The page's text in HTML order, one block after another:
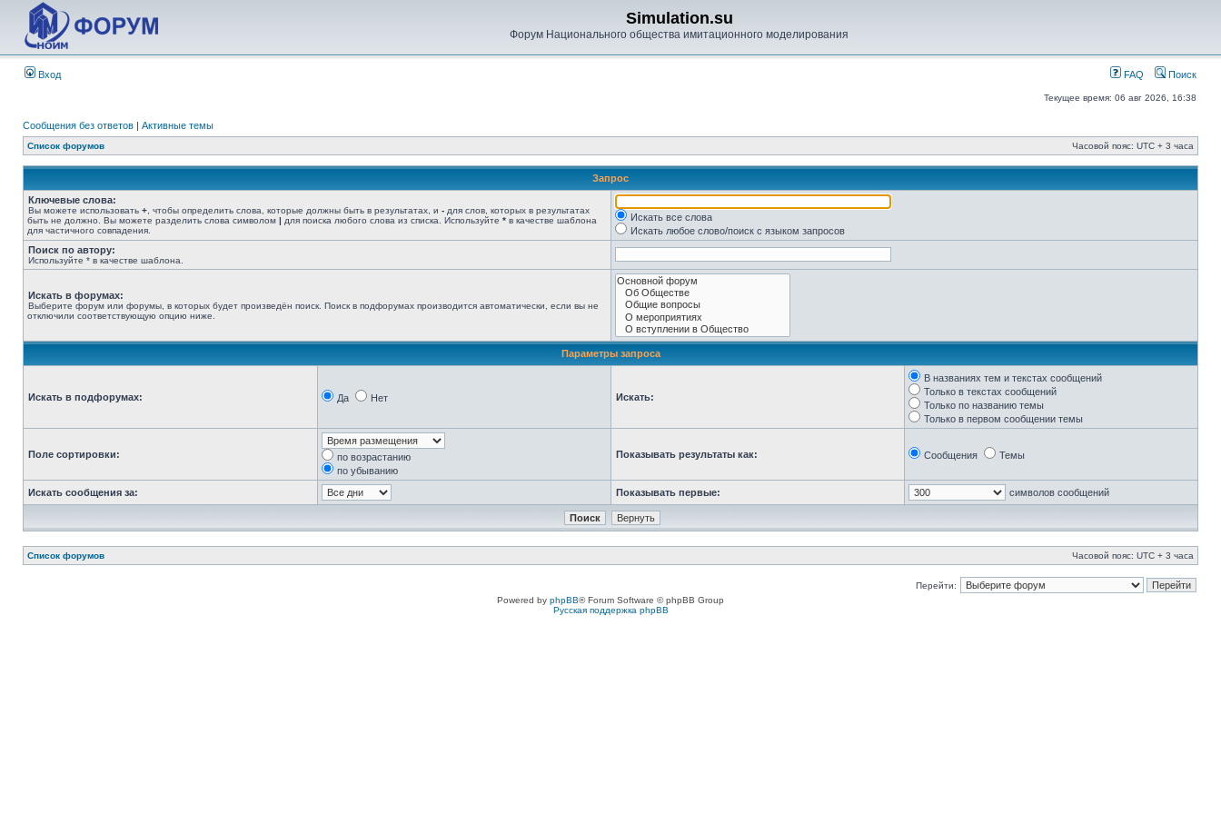
Simulation.su
Форум Национального общества имитационного моделирования
Вход FAQ Поиск
Текущее время: 06 авг 2026, 16:38
Сообщения без ответов | Активные темы
Список форумов Часовой пояс: UTC + 3 часа
Запрос
Ключевые слова:
Вы можете использовать + , чтобы определить слова, которые должны быть в результатах, и - для слов, которых в результатах
быть не должно. Вы можете разделить слова символом | для поиска любого слова из списка. Используйте * в качестве шаблона
для частичного совпадения.
Искать все слова
Искать любое слово/поиск с языком запросов
Поиск по автору:
Используйте * в качестве шаблона.
Искать в форумах:
Выберите форум или форумы, в которых будет произведён поиск. Поиск в подфорумах производится автоматически, если вы не
отключили соответствующую опцию ниже.
Параметры запроса
Искать в подфорумах: Да Нет Искать:
В названиях тем и текстах сообщений
Только в текстах сообщений
Только по названию темы
Только в первом сообщении темы
Поле сортировки:
по возрастанию
по убыванию
Показывать результаты как: Сообщения Темы
Искать сообщения за: Показывать первые: символов сообщений
Список форумов Часовой пояс: UTC + 3 часа
Перейти:
Powered by phpBB® Forum Software © phpBB Group
Русская поддержка phpBB